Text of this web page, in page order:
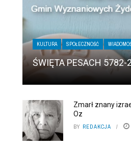
KULTURA SPOŁECZNOŚĆ
ŚWIĘTA PESACH 5782-
Zmarł znany
Oz
BY REDAKCJA